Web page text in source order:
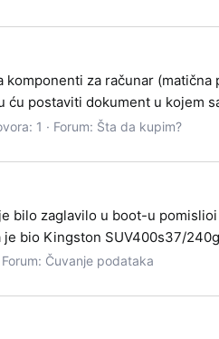
za računar
postaviti dokument u kojem
1 Forum: Šta da kupim?
zaglavilo u boot-u
bio Kingston SUV400s37/
Forum: Čuvanje podataka